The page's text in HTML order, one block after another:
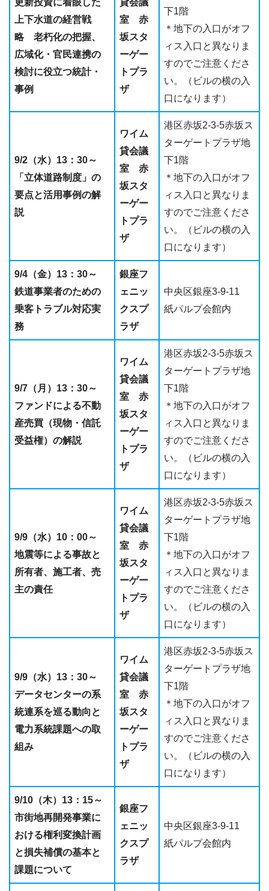
更新投資に着眼した
上下水道の経営戦
略
老朽化の把握、
広域化・官民連携の
検討に役立つ統計・
事例
貸会議
室 赤
坂スタ
ーゲー
トプラ
ザ
下1階
＊地下の入口がオフ
ィス入口と異なりま
すのでご注意くださ
い。（ビルの横の入
口になります）
9/2（水）13：30～
「立体道路制度」の
要点と活用事例の解
説
ワイム
貸会議
室 赤
坂スタ
ーゲー
トプラ
ザ
港区赤坂2-3-5赤坂ス
ターゲートプラザ地
下1階
＊地下の入口がオフ
ィス入口と異なりま
すのでご注意くださ
い。（ビルの横の入
口になります）
9/4（金）13：30～
鉄道事業者のための
乗客トラブル対応実
務
銀座フ
ェニッ
クスプ
ラザ
中央区銀座3-9-11
紙パルプ会館内
9/7（月）13：30～
ファンドによる不動
産売買（現物・信託
受益権）の解説
ワイム
貸会議
室 赤
坂スタ
ーゲー
トプラ
ザ
港区赤坂2-3-5赤坂ス
ターゲートプラザ地
下1階
＊地下の入口がオフ
ィス入口と異なりま
すのでご注意くださ
い。（ビルの横の入
口になります）
9/9（水）10：00～
地震等による事故と
所有者、施工者、売
主の責任
ワイム
貸会議
室 赤
坂スタ
ーゲー
トプラ
ザ
港区赤坂2-3-5赤坂ス
ターゲートプラザ地
下1階
＊地下の入口がオフ
ィス入口と異なりま
すのでご注意くださ
い。（ビルの横の入
口になります）
9/9（水）13：30～
データセンターの系
統連系を巡る動向と
電力系統課題への取
組み
ワイム
貸会議
室 赤
坂スタ
ーゲー
トプラ
ザ
港区赤坂2-3-5赤坂ス
ターゲートプラザ地
下1階
＊地下の入口がオフ
ィス入口と異なりま
すのでご注意くださ
い。（ビルの横の入
口になります）
9/10（木）13：15～
市街地再開発事業に
おける権利変換計画
と損失補償の基本と
課題について
銀座フ
ェニッ
クスプ
ラザ
中央区銀座3-9-11
紙パルプ会館内